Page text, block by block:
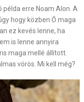
erre Noam Alon. A
hogy közben Ő maga
ez kevés lenne, ha
is lenne annyira
maga mellé állított.
vörös. Mi kell még?